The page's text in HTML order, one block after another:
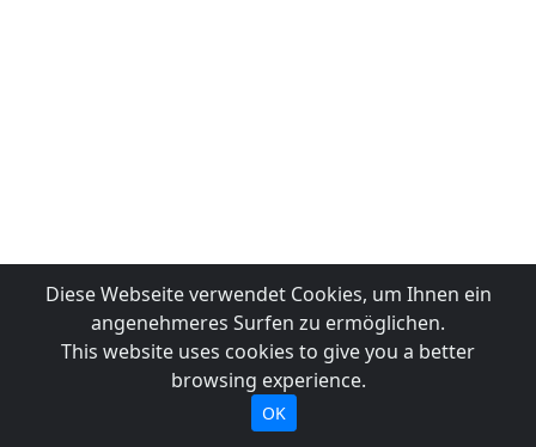
Diese Webseite verwendet Cookies, um Ihnen ein
angenehmeres Surfen zu ermöglichen.
This website uses cookies to give you a better
browsing experience.
OK